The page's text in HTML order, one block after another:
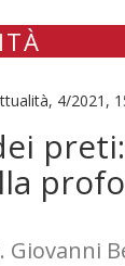
4/2021,
Giovanni